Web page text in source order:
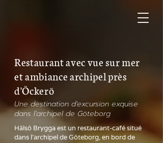
Restaurant avec vue sur mer
et ambiance archipel près
d'Öckerö
Une destination d'excursion exquise
dans l'archipel de Göteborg
Hälsö Brygga est un restaurant-café situé
dans l'archipel de Göteborg, en bord de